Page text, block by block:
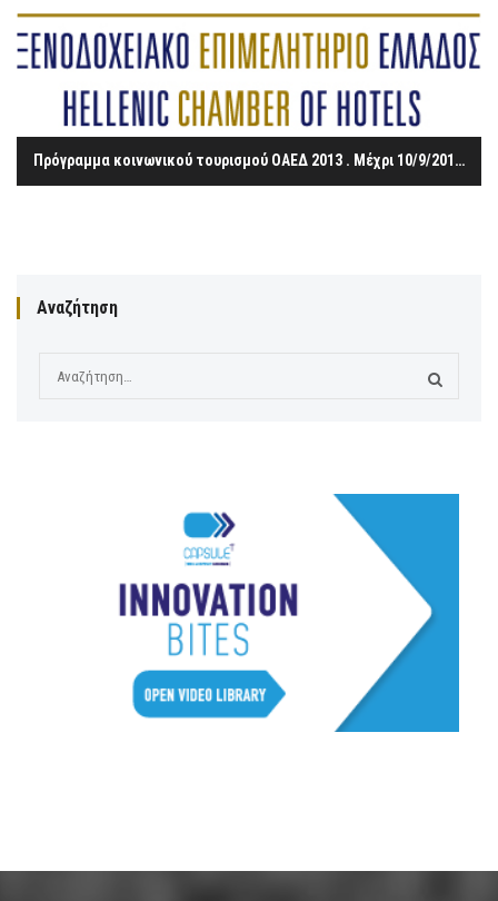
Πρόγραμμα κοινωνικού τουρισμού ΟΑΕΔ 2013 . Μέχρι 10/9/2013 η ηλεκτρονική υποβολή των αιτήσεων συμμετοχής στο πρόγραμμα από τα ξενοδοχεία
Αναζήτηση